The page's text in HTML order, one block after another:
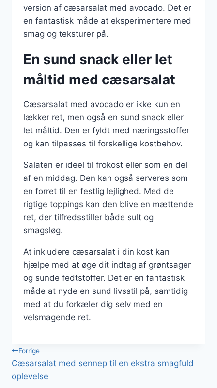
version af cæsarsalat med avocado. Det er
en fantastisk måde at eksperimentere med
smag og teksturer på.
En sund snack eller let
måltid med cæsarsalat
Cæsarsalat med avocado er ikke kun en
lækker ret, men også en sund snack eller
let måltid. Den er fyldt med næringsstoffer
og kan tilpasses til forskellige kostbehov.
Salaten er ideel til frokost eller som en del
af en middag. Den kan også serveres som
en forret til en festlig lejlighed. Med de
rigtige toppings kan den blive en mættende
ret, der tilfredsstiller både sult og
smagsløg.
At inkludere cæsarsalat i din kost kan
hjælpe med at øge dit indtag af grøntsager
og sunde fedtstoffer. Det er en fantastisk
måde at nyde en sund livsstil på, samtidig
med at du forkæler dig selv med en
velsmagende ret.
Indlægsnavigation
Forrige
Cæsarsalat med sennep til en ekstra smagfuld
oplevelse